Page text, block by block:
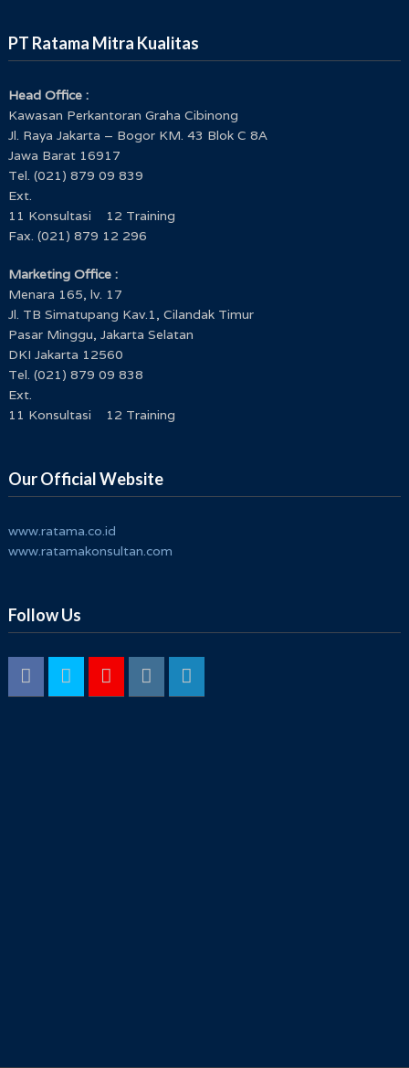
PT Ratama Mitra Kualitas
Head Office :
Kawasan Perkantoran Graha Cibinong
Jl. Raya Jakarta – Bogor KM. 43 Blok C 8A
Jawa Barat 16917
Tel. (021) 879 09 839
Ext.
11 Konsultasi 12 Training
Fax. (021) 879 12 296
Marketing Office :
Menara 165, lv. 17
Jl. TB Simatupang Kav.1, Cilandak Timur
Pasar Minggu, Jakarta Selatan
DKI Jakarta 12560
Tel. (021) 879 09 838
Ext.
11 Konsultasi 12 Training
Our Official Website
www.ratama.co.id
www.ratamakonsultan.com
Follow Us